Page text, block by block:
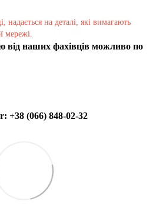
надається на деталі, які вимагають
мережі.
від наших фахівців можливо по
+38 (066) 848-02-32